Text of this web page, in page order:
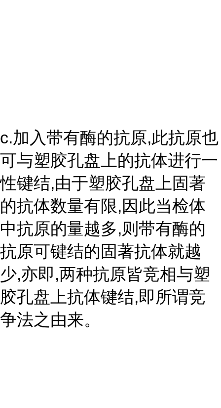
c.加入带有酶的抗原,此抗原也
可与塑胶孔盘上的抗体进行一
性键结,由于塑胶孔盘上固著
的抗体数量有限,因此当检体
中抗原的量越多,则带有酶的
抗原可键结的固著抗体就越
少,亦即,两种抗原皆竞相与塑
胶孔盘上抗体键结,即所谓竞
争法之由来。